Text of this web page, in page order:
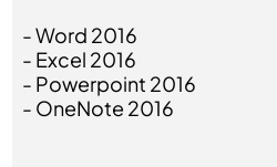
- Word 2016
- Excel 2016
- Powerpoint 2016
- OneNote 2016